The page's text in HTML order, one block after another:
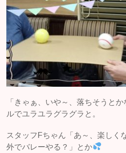
「きゃぁ、いや～、落ちそうと
ルでユラユラグラグラと。
スタッフFちゃん「あ～、楽しく
外でバレーやる？」とか